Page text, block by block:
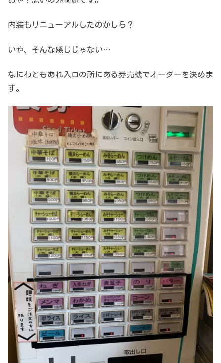
内装もリニューアルしたのかしら？
いや、そんな感じじゃない…
なにわともあれ入口の所にある券売機でオーダーを決めま
す。